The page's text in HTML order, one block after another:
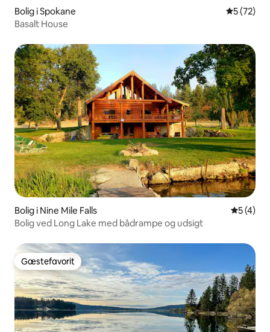
Bolig i Spokane 5 ud af 5 i
5 (72)
Basalt House
Bolig i Nine Mile Falls 5 ud af 5
5 (4)
Bolig ved Long Lake med bådrampe og udsigt
Gæstefavorit
Gæstefavorit